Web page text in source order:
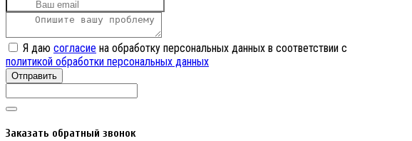
Я даю согласие на обработку персональных данных в соответствии с
политикой обработки персональных данных
Отправить
Заказать обратный звонок